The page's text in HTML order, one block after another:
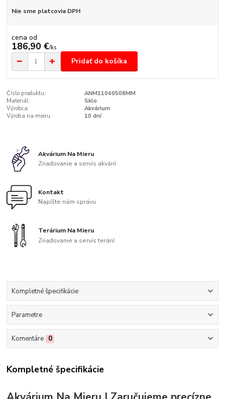
Nie sme platcovia DPH
cena od
186,90 €/ks
Pridať do košíka
Číslo produktu:
ANM11040508MM
Materiál:
Sklo
Výrobca:
Akvárium
Výroba na mieru:
10 dní
Akvárium Na Mieru
Zriaďovanie a servis akvárií
Kontakt
Napíšte nám správu
Terárium Na Mieru
Zriaďovanie a servis terárií
Kompletné špecifikácie
Parametre
Komentáre 0
Kompletné špecifikácie